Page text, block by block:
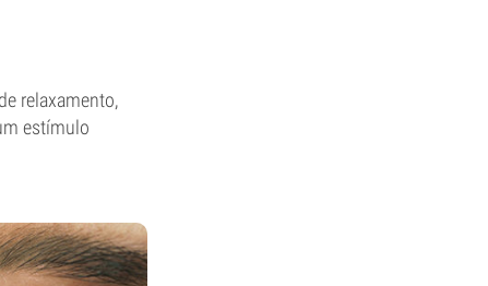
relaxamento,
estímulo